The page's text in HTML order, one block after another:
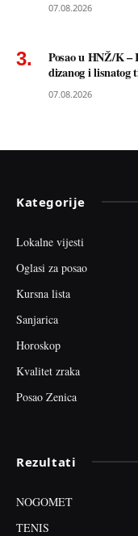
07.08.2026
Posao u HNŽ/K –
dizanog i lisnatog
07.08.2026
Kategorije
Lokalne vijesti
Oglasi za posao
Kursna lista
Sanjarica
Horoskop
Kvalitet zraka
Posao Zenica
Rezultati
NOGOMET
TENIS